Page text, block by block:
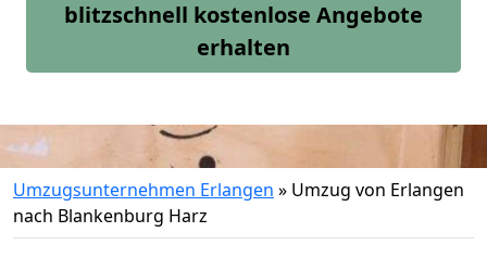
blitzschnell kostenlose Angebote
erhalten
Umzugsunternehmen Erlangen » Umzug von Erlangen
nach Blankenburg Harz